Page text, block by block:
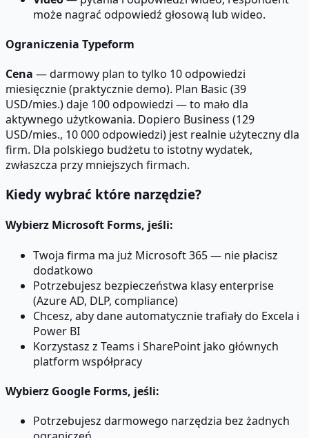
może nagrać odpowiedź głosową lub wideo.
Ograniczenia Typeform
Cena — darmowy plan to tylko 10 odpowiedzi
miesięcznie (praktycznie demo). Plan Basic (39
USD/mies.) daje 100 odpowiedzi — to mało dla
aktywnego użytkowania. Dopiero Business (129
USD/mies., 10 000 odpowiedzi) jest realnie użyteczny dla
firm. Dla polskiego budżetu to istotny wydatek,
zwłaszcza przy mniejszych firmach.
Kiedy wybrać które narzędzie?
Wybierz Microsoft Forms, jeśli:
Twoja firma ma już Microsoft 365 — nie płacisz
dodatkowo
Potrzebujesz bezpieczeństwa klasy enterprise
(Azure AD, DLP, compliance)
Chcesz, aby dane automatycznie trafiały do Excela i
Power BI
Korzystasz z Teams i SharePoint jako głównych
platform współpracy
Wybierz Google Forms, jeśli:
Potrzebujesz darmowego narzędzia bez żadnych